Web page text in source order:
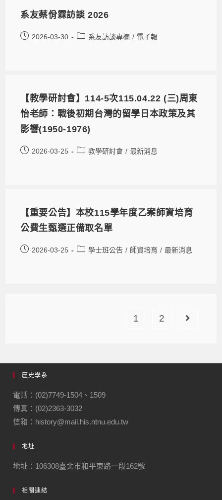
系友蔡佾霖訪談 2026
2026-03-30 系友訪談專欄 / 電子報
【教學研討會】114-5次115.04.22 (三)周東
怡老師：戰後初期台灣的留學日本政策及其
影響(1950-1976)
2026-03-25 教學研討會 / 最新消息
【重要公告】本校115學年度乙案師資培育
公費生甄選正備取名單
2026-03-25 學士班公告 / 師資培育 / 最新消息
1 2
歷史學系
電話：(02)7749-1504、1509
傳真：(02)2363-3032
信箱：history@mail.his.ntnu.edu.tw
地址
地址：106308臺北市和平東路一段162號
相關連結